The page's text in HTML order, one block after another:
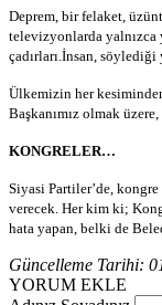
Deprem, bir felaket,
televizyonlarda yalnızca
çadırları.İnsan, söylediği
Ülkemizin her
Başkanımız olmak
KONGRELER…
Siyasi Partiler’de,
verecek. Her kim ki;
hata yapan, belki de
Güncelleme Tarihi:
YORUM EKLE